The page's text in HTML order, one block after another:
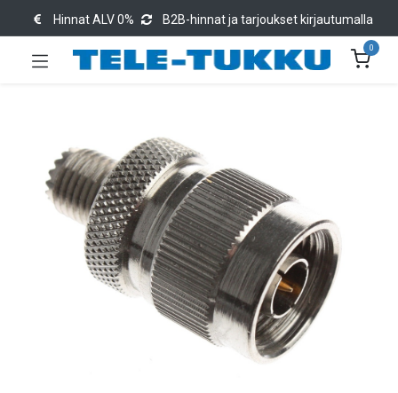
Hinnat ALV 0% B2B-hinnat ja tarjoukset kirjautumalla
0